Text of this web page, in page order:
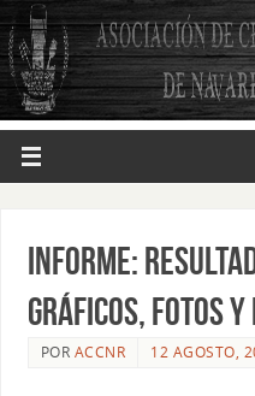
INFORME:
gráficos, fotos y
POR ACCNR 12 AGOSTO,